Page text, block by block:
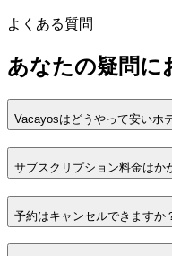
よくある質問
あなたの疑問に
Vacayosはどうやって安いホ
サブスクリプション料金はか
予約はキャンセルできますか